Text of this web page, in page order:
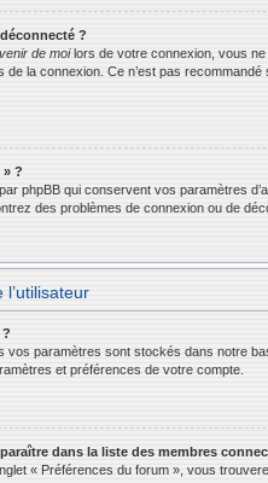
?
de moilors de votre connexion, vous ne
de la connexion. Ce n’est pas
?
phpBB qui conservent vos paramètres
des problèmes de connexion ou de
vos paramètres sont stockés dans notre
et préférences de votre compte.
dans la liste des membres
« Préférences du forum », vous